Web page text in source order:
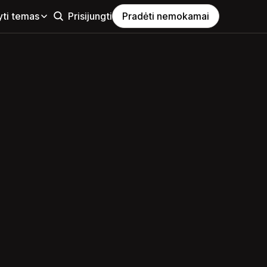
temas Prisijungti Pradėti nemokamai